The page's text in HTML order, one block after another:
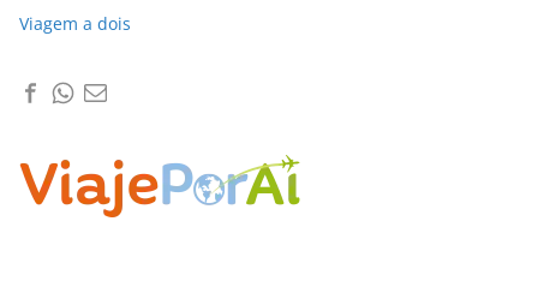
Viagem a dois